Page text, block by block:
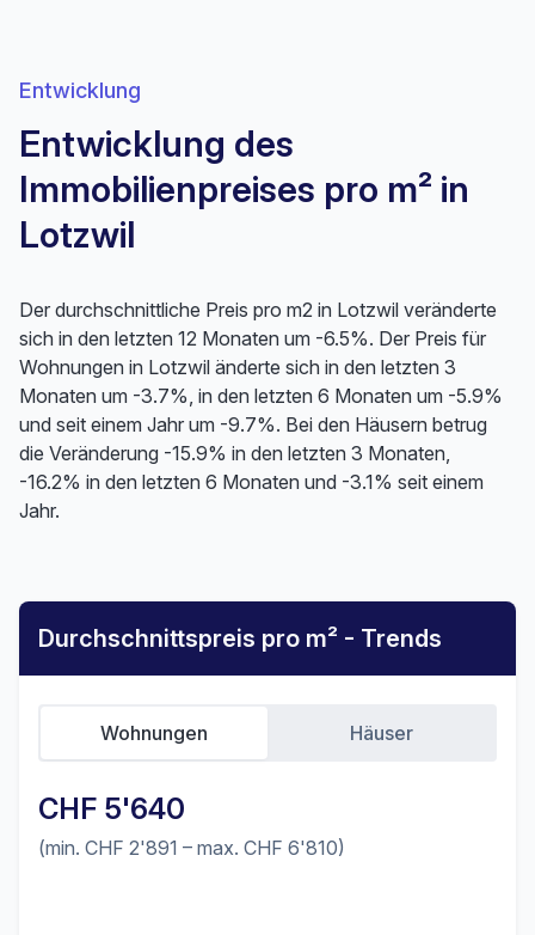
Entwicklung
Entwicklung des
Immobilienpreises pro m² in
Lotzwil
Der durchschnittliche Preis pro m2 in Lotzwil veränderte
sich in den letzten 12 Monaten um -6.5%. Der Preis für
Wohnungen in Lotzwil änderte sich in den letzten 3
Monaten um -3.7%, in den letzten 6 Monaten um -5.9%
und seit einem Jahr um -9.7%. Bei den Häusern betrug
die Veränderung -15.9% in den letzten 3 Monaten,
-16.2% in den letzten 6 Monaten und -3.1% seit einem
Jahr.
Durchschnittspreis pro m² - Trends
CHF 5'640
(min. CHF 2'891 – max. CHF 6'810)
Wohnungen Häuser